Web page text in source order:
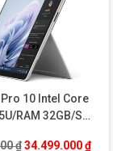
10 Intel Core
RAM 32GB/SSD
₫ Giá gốc là:
34.499.000₫Giá